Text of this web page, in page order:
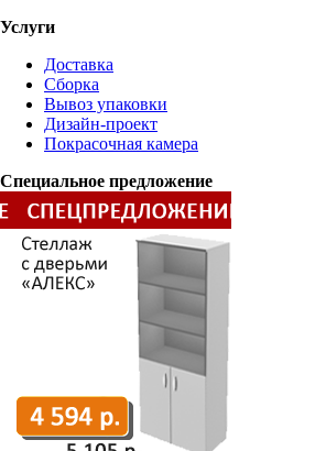
Услуги
Доставка
Сборка
Вывоз упаковки
Дизайн-проект
Покрасочная камера
Специальное предложение